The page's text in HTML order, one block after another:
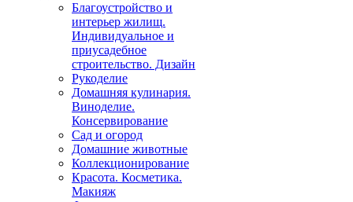
Благоустройство и
интерьер жилищ.
Индивидуальное и
приусадебное
строительство. Дизайн
Рукоделие
Домашняя кулинария.
Виноделие.
Консервирование
Сад и огород
Домашние животные
Коллекционирование
Красота. Косметика.
Макияж